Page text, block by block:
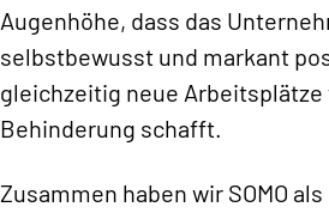
Augenhöhe, dass das
selbstbewusst und markant
gleichzeitig neue
Behinderung schafft.
Zusammen haben wir SOMO